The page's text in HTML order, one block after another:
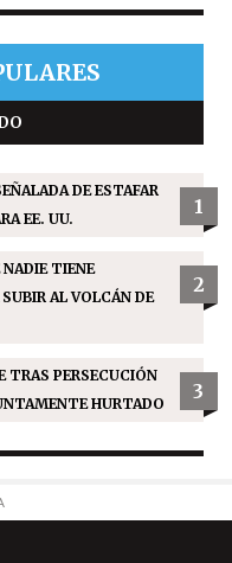
DE ESTAFAR
EE. UU.
1
NADIE TIENE
AL VOLCÁN DE
2
TRAS PERSECUCIÓN
HURTADO
3